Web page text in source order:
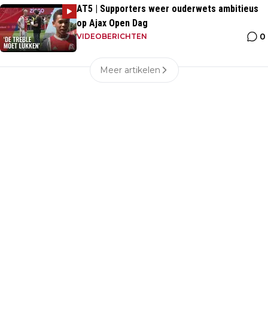
AT5 | Supporters weer ouderwets ambitieus
op Ajax Open Dag
VIDEOBERICHTEN 0
Meer artikelen